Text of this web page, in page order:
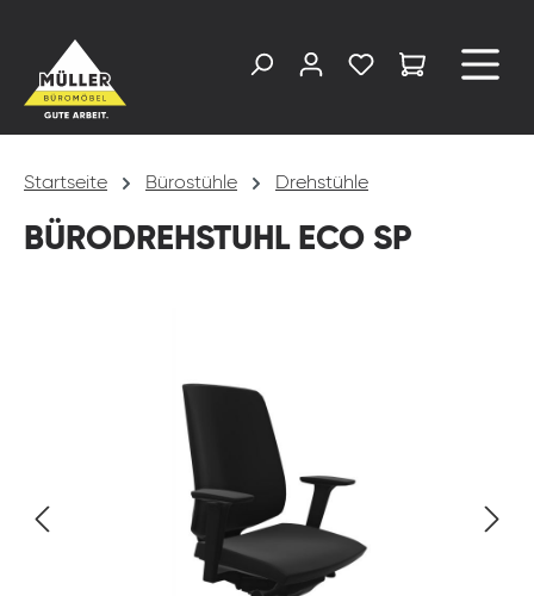
Startseite Bürostühle Drehstühle
BÜRODREHSTUHL ECO SP